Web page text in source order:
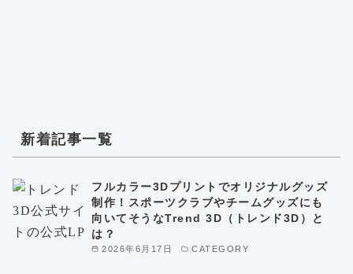
新着記事一覧
2026年6月17日 CATEGORY
フルカラー3Dプリントでオリジナルグッズ
制作！スポーツクラブやチームグッズにも
向いてそうなTrend 3D（トレンド3D）と
は？